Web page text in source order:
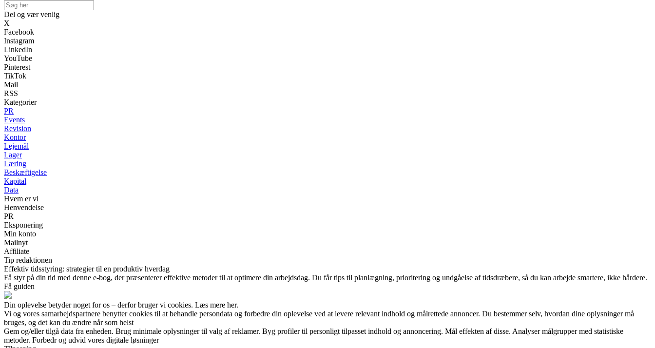
Del og vær venlig
X
Facebook
Instagram
LinkedIn
YouTube
Pinterest
TikTok
Mail
RSS
Kategorier
PR
Events
Revision
Kontor
Lejemål
Lager
Læring
Beskæftigelse
Kapital
Data
Hvem er vi
Henvendelse
PR
Eksponering
Min konto
Mailnyt
Affiliate
Tip redaktionen
Effektiv tidsstyring: strategier til en produktiv hverdag
Få styr på din tid med denne e-bog, der præsenterer effektive metoder til at optimere din arbejdsdag. Du får tips til planlægning, prioritering og undgåelse af tidsdræbere, så du kan arbejde smartere, ikke hårdere.
Få guiden
Din oplevelse betyder noget for os – derfor bruger vi cookies. Læs mere her.
Vi og vores samarbejdspartnere benytter cookies til at behandle persondata og forbedre din oplevelse ved at levere relevant indhold og målrettede annoncer. Du bestemmer selv, hvordan dine oplysninger må
bruges, og det kan du ændre når som helst
Gem og/eller tilgå data fra enheden. Brug minimale oplysninger til valg af reklamer. Byg profiler til personligt tilpasset indhold og annoncering. Mål effekten af disse. Analyser målgrupper med statistiske
metoder. Forbedr og udvid vores digitale løsninger